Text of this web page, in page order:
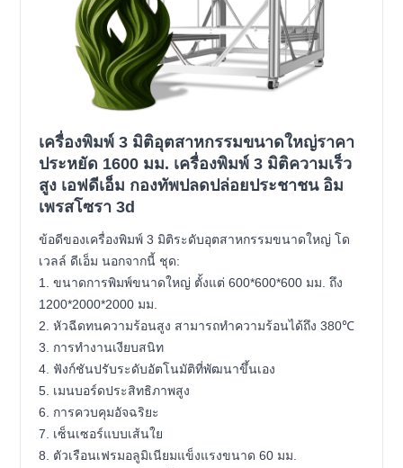
เครื่องพิมพ์ 3 มิติอุตสาหกรรมขนาดใหญ่ราคา
ประหยัด 1600 มม. เครื่องพิมพ์ 3 มิติความเร็ว
สูง เอฟดีเอ็ม กองทัพปลดปล่อยประชาชน อิม
เพรสโซรา 3d
ข้อดีของเครื่องพิมพ์ 3 มิติระดับอุตสาหกรรมขนาดใหญ่ โด
เวลล์ ดีเอ็ม นอกจากนี้ ชุด:
1. ขนาดการพิมพ์ขนาดใหญ่ ตั้งแต่ 600*600*600 มม. ถึง
1200*2000*2000 มม.
2. หัวฉีดทนความร้อนสูง สามารถทำความร้อนได้ถึง 380℃
3. การทำงานเงียบสนิท
4. ฟังก์ชันปรับระดับอัตโนมัติที่พัฒนาขึ้นเอง
5. เมนบอร์ดประสิทธิภาพสูง
6. การควบคุมอัจฉริยะ
7. เซ็นเซอร์แบบเส้นใย
8. ตัวเรือนเฟรมอลูมิเนียมแข็งแรงขนาด 60 มม.